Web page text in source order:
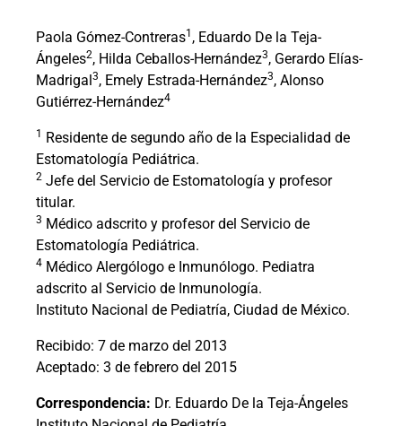
Paola Gómez-Contreras1 , Eduardo De la Teja-
Ángeles2, Hilda Ceballos-Hernández3, Gerardo Elías-
Madrigal 3, Emely Estrada-Hernández3, Alonso
Gutiérrez-Hernández4
1
Residente de segundo año de la Especialidad de
Estomatología Pediátrica.
2 Jefe del Servicio de Estomatología y profesor
titular.
3 Médico adscrito y profesor del Servicio de
Estomatología Pediátrica.
4 Médico Alergólogo e Inmunólogo. Pediatra
adscrito al Servicio de Inmunología.
Instituto Nacional de Pediatría, Ciudad de México.
Recibido: 7 de marzo del 2013
Aceptado: 3 de febrero del 2015
Correspondencia: Dr. Eduardo De la Teja-Ángeles